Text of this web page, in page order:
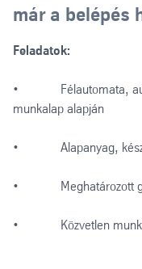
már a belépés
Feladatok:
• Félautomata,
munkalap alapján
• Alapanyag,
• Meghatározott
• Közvetlen